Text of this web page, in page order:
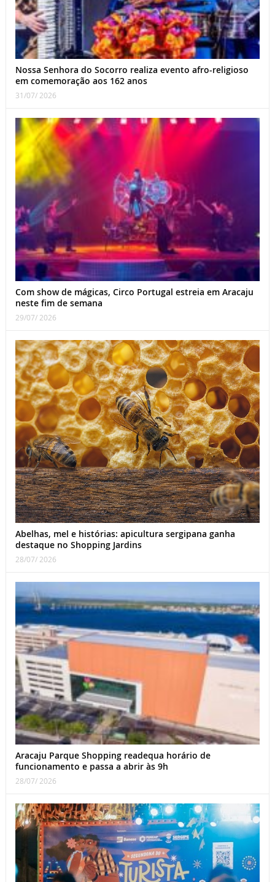
Nossa Senhora do Socorro realiza evento afro-religioso
em comemoração aos 162 anos
31/07/ 2026
Com show de mágicas, Circo Portugal estreia em Aracaju
neste fim de semana
29/07/ 2026
Abelhas, mel e histórias: apicultura sergipana ganha
destaque no Shopping Jardins
28/07/ 2026
Aracaju Parque Shopping readequa horário de
funcionamento e passa a abrir às 9h
28/07/ 2026